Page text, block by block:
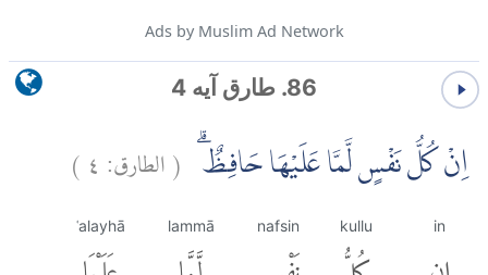
Ads by Muslim Ad Network
86. طارق آیه 4
اِنْ كُلُّ نَفْسٍ لَّمَّا عَلَيْهَا حَافِظٌۗ (الطارق: ٤)
in
kullu
nafsin
lammā
ʿalayhā